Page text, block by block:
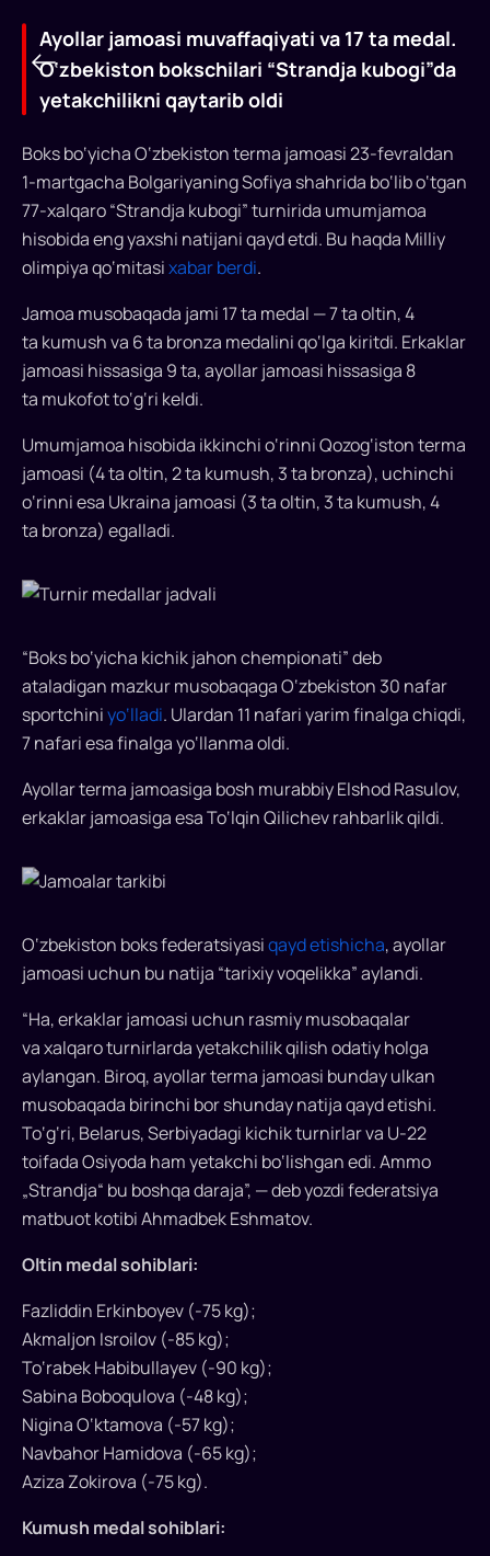
Ayollar
jamoasi
muvaffaqiyati
va
17
ta
medal.
O‘zbekiston
bokschilari
“Strandja
kubogi”da
yetakchilikni
qaytarib
oldi
Boks
O‘zbekiston
Bolgariyada
bo‘lib
o‘tgan,
“kichik
jahon
chempionati”
deb
ataladigan
“Strandja
kubogi”da
o‘rinni
egalladi.
Ayollar
terma
jamoasi
natijasi
tarixiy
bo‘ldi:
sportchi
qizlar
bor
bunday
Ayollar jamoasi muvaffaqiyati va 17 ta medal.
O‘zbekiston bokschilari “Strandja kubogi”da
yetakchilikni qaytarib oldi
Boks bo‘yicha O‘zbekiston terma jamoasi 23-fevraldan
1-martgacha Bolgariyaning Sofiya shahrida bo‘lib o‘tgan
77-xalqaro “Strandja kubogi” turnirida umumjamoa
hisobida eng yaxshi natijani qayd etdi. Bu haqda Milliy
olimpiya qo‘mitasixabar berdi.
Jamoa musobaqada jami 17 ta medal — 7 ta oltin, 4
ta kumush va 6 ta bronza medalini qo‘lga kiritdi. Erkaklar
jamoasi hissasiga 9 ta, ayollar jamoasi hissasiga 8
ta mukofot to‘g‘ri keldi.
Umumjamoa hisobida ikkinchi o‘rinni Qozog‘iston terma
jamoasi (4 ta oltin, 2 ta kumush, 3 ta bronza), uchinchi
o‘rinni esa Ukraina jamoasi (3 ta oltin, 3 ta kumush, 4
ta bronza) egalladi.
“Boks bo‘yicha kichik jahon chempionati” deb
ataladigan mazkur musobaqaga O‘zbekiston 30 nafar
sportchiniyo‘lladi. Ulardan 11 nafari yarim finalga chiqdi,
7 nafari esa finalga yo‘llanma oldi.
Ayollar terma jamoasiga bosh murabbiy Elshod Rasulov,
erkaklar jamoasiga esa To‘lqin Qilichev rahbarlik qildi.
O‘zbekiston boks federatsiyasiqayd etishicha, ayollar
jamoasi uchun bu natija “tarixiy voqelikka” aylandi.
“Ha, erkaklar jamoasi uchun rasmiy musobaqalar
va xalqaro turnirlarda yetakchilik qilish odatiy holga
aylangan. Biroq, ayollar terma jamoasi bunday ulkan
musobaqada birinchi bor shunday natija qayd etishi.
To‘g‘ri, Belarus, Serbiyadagi kichik turnirlar va U-22
toifada Osiyoda ham yetakchi bo‘lishgan edi. Ammo
„Strandja“ bu boshqa daraja”, — deb yozdi federatsiya
matbuot kotibi Ahmadbek Eshmatov.
Oltin medal sohiblari:
Fazliddin Erkinboyev (-75 kg);
Akmaljon Isroilov (-85 kg);
To‘rabek Habibullayev (-90 kg);
Sabina Boboqulova (-48 kg);
Nigina O‘ktamova (-57 kg);
Navbahor Hamidova (-65 kg);
Aziza Zokirova (-75 kg).
Kumush medal sohiblari: